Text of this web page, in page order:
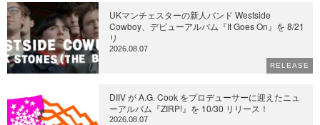
UKマンチェスターの新人バンド Westside
Cowboy、デビューアルバム『It Goes On』を 8/21
リ
2026.08.07
RELEASE
DIIV が A.G. Cook をプロデューサーに迎えたニュ
ーアルバム『ZIRP!』を 10/30 リリース！
2026.08.07